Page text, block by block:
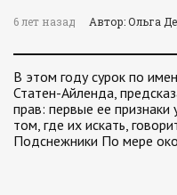
6 лет назад Автор: Ольга
В этом году сурок по
Статен-Айленда,
прав: первые ее
том, где их искать,
Подснежники По мере